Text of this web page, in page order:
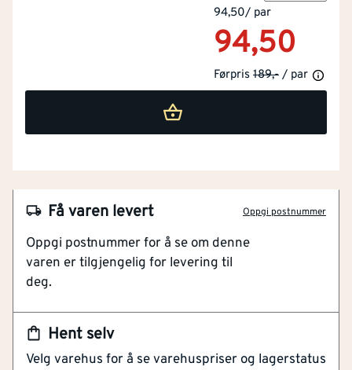
94,50/ par
94,50
Førpris 189,- / par
Hent selv
Velg varehus for å se varehuspriser og lagerstatus
Få varen levert Oppgi postnummer
Oppgi postnummer for å se om denne
varen er tilgjengelig for levering til
deg.
NOBB 51393194
Artikkelnummer
Myke, komfortable og holdbare sokker designet for
hverdagsbruk. Et godt valg for allsidig arbeid, 3.pk.
Luftkanaler og mesh strukturer på utvalgte steder